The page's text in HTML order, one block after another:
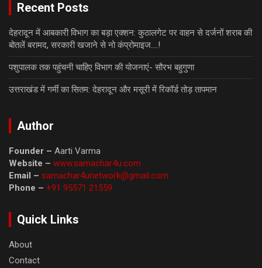
Recent Posts
देहरादून में आबकारी विभाग का बड़ा एक्शन: कुठालगेट पर वाहन से दर्जनों शराब की
बोतलें बरामद, सरकारी खजाने से नो कंप्रोमाइज….!
पशुपालक तक पहुंचनी चाहिए विभाग की योजनाएं- सौरभ बहुगुणा
उत्तराखंड में गर्मी का सितम: देहरादून और मसूरी में रिकॉर्ड तोड़ तापमान
Author
Founder – Aarti Varma
Website – www.samachar4u.com
Email – samachar4unetwork@gmail.com
Phone – +91 95571 21559
Quick Links
About
Contact